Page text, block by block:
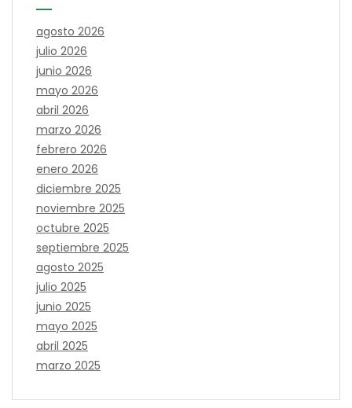
agosto 2026
julio 2026
junio 2026
mayo 2026
abril 2026
marzo 2026
febrero 2026
enero 2026
diciembre 2025
noviembre 2025
octubre 2025
septiembre 2025
agosto 2025
julio 2025
junio 2025
mayo 2025
abril 2025
marzo 2025